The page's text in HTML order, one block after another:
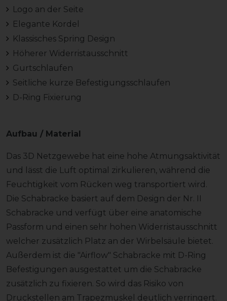
Logo an der Seite
Elegante Kordel
Klassisches Spring Design
Höherer Widerristausschnitt
Gurtschlaufen
Seitliche kurze Befestigungsschlaufen
D-Ring Fixierung
Aufbau / Material
Das 3D Netzgewebe hat eine hohe Atmungsaktivität
und lässt die Luft optimal zirkulieren, während die
Feuchtigkeit vom Rücken weg transportiert wird.
Die Schabracke basiert auf dem Design der Nr. II
Schabracke und verfügt über eine anatomische
Passform und einen sehr hohen Widerristausschnitt
welcher zusätzlich Platz an der Wirbelsäule bietet.
Außerdem ist die "Airflow" Schabracke mit D-Ring
Befestigungen ausgestattet um die Schabracke
zusätzlich zu fixieren. So wird das Risiko von
Druckstellen am Trapezmuskel deutlich verringert.